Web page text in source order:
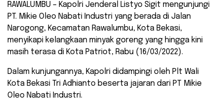
RAWALUMBU – Kapolri Jenderal Listyo Sigit mengunjungi
PT. Mikie Oleo Nabati Industri yang berada di Jalan
Narogong, Kecamatan Rawalumbu, Kota Bekasi,
menyikapi kelangkaan minyak goreng yang hingga kini
masih terasa di Kota Patriot, Rabu (16/03/2022).
Dalam kunjungannya, Kapolri didampingi oleh Plt Wali
Kota Bekasi Tri Adhianto beserta jajaran dari PT Mikie
Oleo Nabati Industri.